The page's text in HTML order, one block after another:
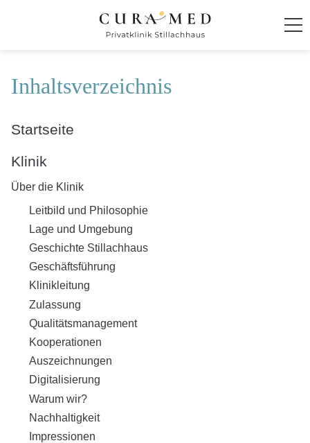
Ambiente
Anmeldung und Kontakt
Für Zuweiser
CuraMed
Karriere
Inhaltsverzeichnis
Startseite
Klinik
Über die Klinik
Leitbild und Philosophie
Lage und Umgebung
Geschichte Stillachhaus
Geschäftsführung
Klinikleitung
Zulassung
Qualitätsmanagement
Kooperationen
Auszeichnungen
Digitalisierung
Warum wir?
Nachhaltigkeit
Impressionen